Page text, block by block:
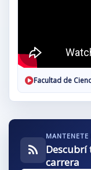
Facultad de
Descubrí
carrera